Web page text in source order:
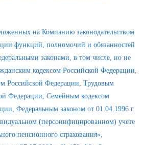
на Компанию законодательством
функций, полномочий и обязанностей
законами, в том числе, но не
кодексом Российской Федерации,
Российской Федерации, Трудовым
Федерации, Семейным кодексом
Федеральным законом от 01.04.1996 г.
(персонифицированном) учете
пенсионного страхования»,